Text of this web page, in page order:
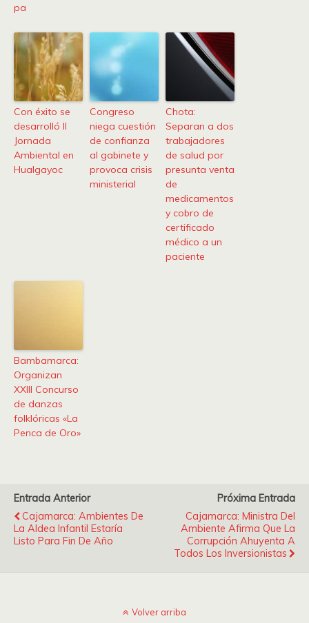
pa
Con éxito se
desarrolló II
Jornada
Ambiental en
Hualgayoc
Congreso
niega cuestión
de confianza
al gabinete y
provoca crisis
ministerial
Chota:
Separan a dos
trabajadores
de salud por
presunta venta
de
medicamentos
y cobro de
certificado
médico a un
paciente
Bambamarca:
Organizan
XXIII Concurso
de danzas
folklóricas «La
Penca de Oro»
Entrada Anterior
Cajamarca: Ambientes De
La Aldea Infantil Estaría
Listo Para Fin De Año
Próxima Entrada
Cajamarca: Ministra Del
Ambiente Afirma Que La
Corrupción Ahuyenta A
Todos Los Inversionistas
Volver arriba